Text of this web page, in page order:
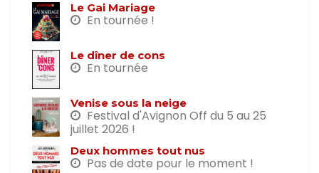
Le Gai Mariage
En tournée !
Le dîner de cons
En tournée
Venise sous la neige
Festival d'Avignon Off du 5 au 25
juillet 2026 !
Deux hommes tout nus
Pas de date pour le moment !